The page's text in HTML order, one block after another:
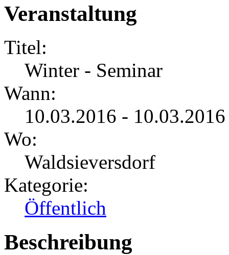
Veranstaltung
Titel:
Winter - Seminar
Wann:
10.03.2016 -
Wo:
Waldsieversdorf
Kategorie:
Öffentlich
Beschreibung